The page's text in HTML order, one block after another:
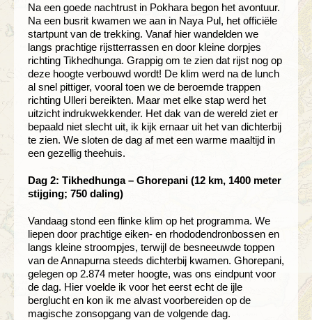
Na een goede nachtrust in Pokhara begon het avontuur.
Na een busrit kwamen we aan in Naya Pul, het officiële
startpunt van de trekking. Vanaf hier wandelden we
langs prachtige rijstterrassen en door kleine dorpjes
richting Tikhedhunga. Grappig om te zien dat rijst nog op
deze hoogte verbouwd wordt! De klim werd na de lunch
al snel pittiger, vooral toen we de beroemde trappen
richting Ulleri bereikten. Maar met elke stap werd het
uitzicht indrukwekkender. Het dak van de wereld ziet er
bepaald niet slecht uit, ik kijk ernaar uit het van dichterbij
te zien. We sloten de dag af met een warme maaltijd in
een gezellig theehuis.
Dag 2: Tikhedhunga – Ghorepani (12 km, 1400 meter
stijging; 750 daling)
Vandaag stond een flinke klim op het programma. We
liepen door prachtige eiken- en rhododendronbossen en
langs kleine stroompjes, terwijl de besneeuwde toppen
van de Annapurna steeds dichterbij kwamen. Ghorepani,
gelegen op 2.874 meter hoogte, was ons eindpunt voor
de dag. Hier voelde ik voor het eerst echt de ijle
berglucht en kon ik me alvast voorbereiden op de
magische zonsopgang van de volgende dag.